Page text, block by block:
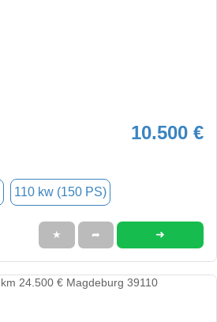
10.500 €
110 kw (150 PS)
★ ➦ ➜